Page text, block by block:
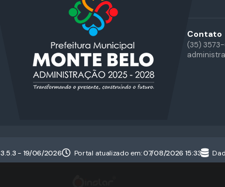
Contato
(35)
3.5.3 - 19/06/2026 Portal atualizado em:07/08/2026 15:33